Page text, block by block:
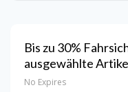
Bis zu 30%
ausgewählte
No Expires